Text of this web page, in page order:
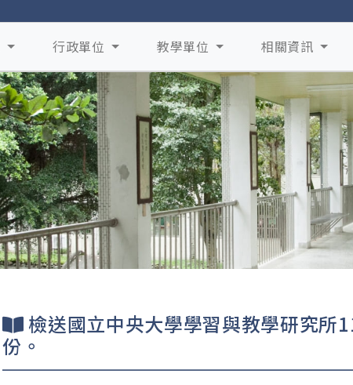
行政單位 教學單位 相關資訊
檢送國立中央大學學習與教學研究所
份。